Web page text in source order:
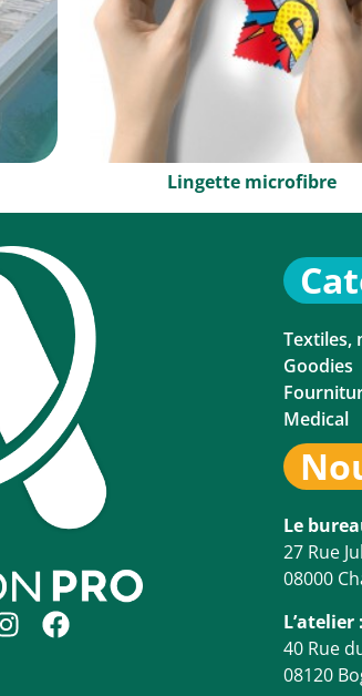
Lingette microfibre
Textiles,
Goodies
Medical
Le
27 Rue
08000
L’atelier :
40 Rue
08120